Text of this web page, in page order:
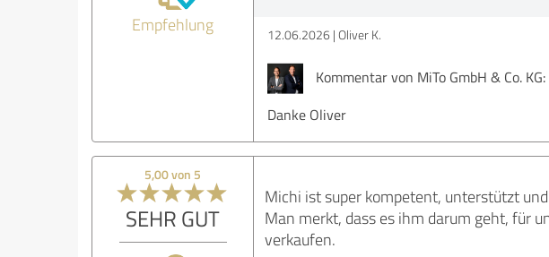
Empfehlung 12.06.2026 Oliver K.
Kommentar von MiTo GmbH & Co. KG:
Danke Oliver
5,00 von 5
SEHR GUT
Michi ist super kompetent, unterstützt
Man merkt, dass es ihm darum geht, für
verkaufen.